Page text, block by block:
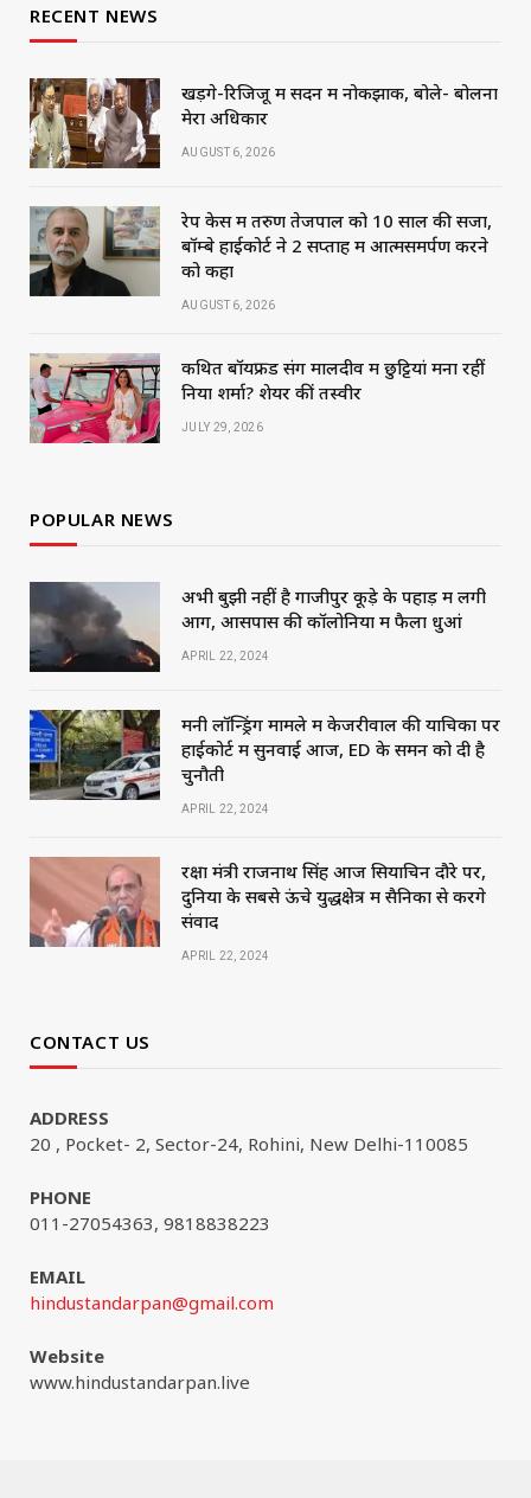
RECENT NEWS
खड़गे-रिजिजू में सदन में नोकझोंक, बोले- बोलना
मेरा अधिकार
AUGUST 6, 2026
रेप केस में तरुण तेजपाल को 10 साल की सजा,
बॉम्बे हाईकोर्ट ने 2 सप्ताह में आत्मसमर्पण करने
को कहा
AUGUST 6, 2026
कथित बॉयफ्रेंड संग मालदीव में छुट्टियां मना रहीं
निया शर्मा? शेयर कीं तस्वीरें
JULY 29, 2026
POPULAR NEWS
अभी बुझी नहीं है गाजीपुर कूड़े के पहाड़ में लगी
आग, आसपास की कॉलोनियों में फैला धुआं
APRIL 22, 2024
मनी लॉन्ड्रिंग मामले में केजरीवाल की याचिका पर
हाईकोर्ट में सुनवाई आज, ED के समन को दी है
चुनौती
APRIL 22, 2024
रक्षा मंत्री राजनाथ सिंह आज सियाचिन दौरे पर,
दुनिया के सबसे ऊंचे युद्धक्षेत्र में सैनिकों से करेंगे
संवाद
APRIL 22, 2024
CONTACT US
ADDRESS
20 , Pocket- 2, Sector-24, Rohini, New Delhi-110085
PHONE
011-27054363, 9818838223
EMAIL
hindustandarpan@gmail.com
Website
www.hindustandarpan.live